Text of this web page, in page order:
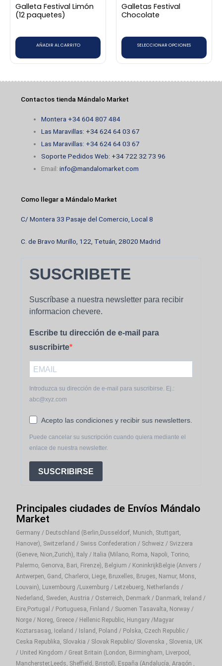
Galleta Festival Limón
(12 paquetes)
AÑADIR AL CARRITO
Galletas Festival
Chocolate
SELECCIONAR OPCIONES
pueden
en
página
producto
Contactos tienda Mándalo Market
Montera +34 604 807 484
Las Maravillas: +34 624 64 03 67
Las Maravillas: +34 624 64 03 67
Soporte Pedidos Web: +34 722 32 73 96
Email:info@mandalomarket.com
Como llegar a Mándalo Market
C/ Montera 33 Pasaje del Comercio, Local 8
C. de Bravo Murillo, 122, Tetuán, 28020 Madrid
SUSCRIBETE
Suscríbase a nuestra newsletter para recibir
informacion chevere.
Escribe tu dirección de e-mail para
suscribirte
Introduzca su dirección de e-mail para suscribirse. Ej.:
abc@xyz.com
Acepto las condiciones y recibir sus newsletters.
Puede cancelar su suscripción cuando quiera mediante el
enlace de nuestra newsletter.
SUSCRIBIRSE
Principales ciudades de Envíos Mándalo
Market
Germany / Deutschland (Berlin,Dusseldorf, Munich, Stuttgart,
Hanover), Switzerland / Swiss Confederation / Schweiz / Svizzera
(Geneve, Nion,Zurich), Italy / Italia (Milano, Roma, Napoli, Torino,
Palermo, Genorva, Bari, Firenze), Belgium / KoninkrijkBelgie (Anvers /
Antwerpen, Gand, Charleroi, Liege, Bruxelles, Bruges, Namur, Mons,
Louvain), Luxembourg /Luxemburg / Letzebuerg, Netherlands /
Nederland, Sweden, Austria / Osterreich, Denmark / Danmark, Ireland /
Eire,Portugal / Portuguesa, Finland / Suomen Tasavalta, Norway /
Norge / Noreg, Greece / Hellenic Republic, Hungary /Magyar
Koztarsasag, Iceland / Island, Poland / Polska, Czech Republic /
Ceska Republika, Slovakia / Slovak Republic/ Slovenska , Slovenia, UK
/ United Kingdom / Great Britain (London, Birmingham, Liverpool,
Mancherster,Leeds, Sheffield, Bristol), España (Andalucía, Aragón ,